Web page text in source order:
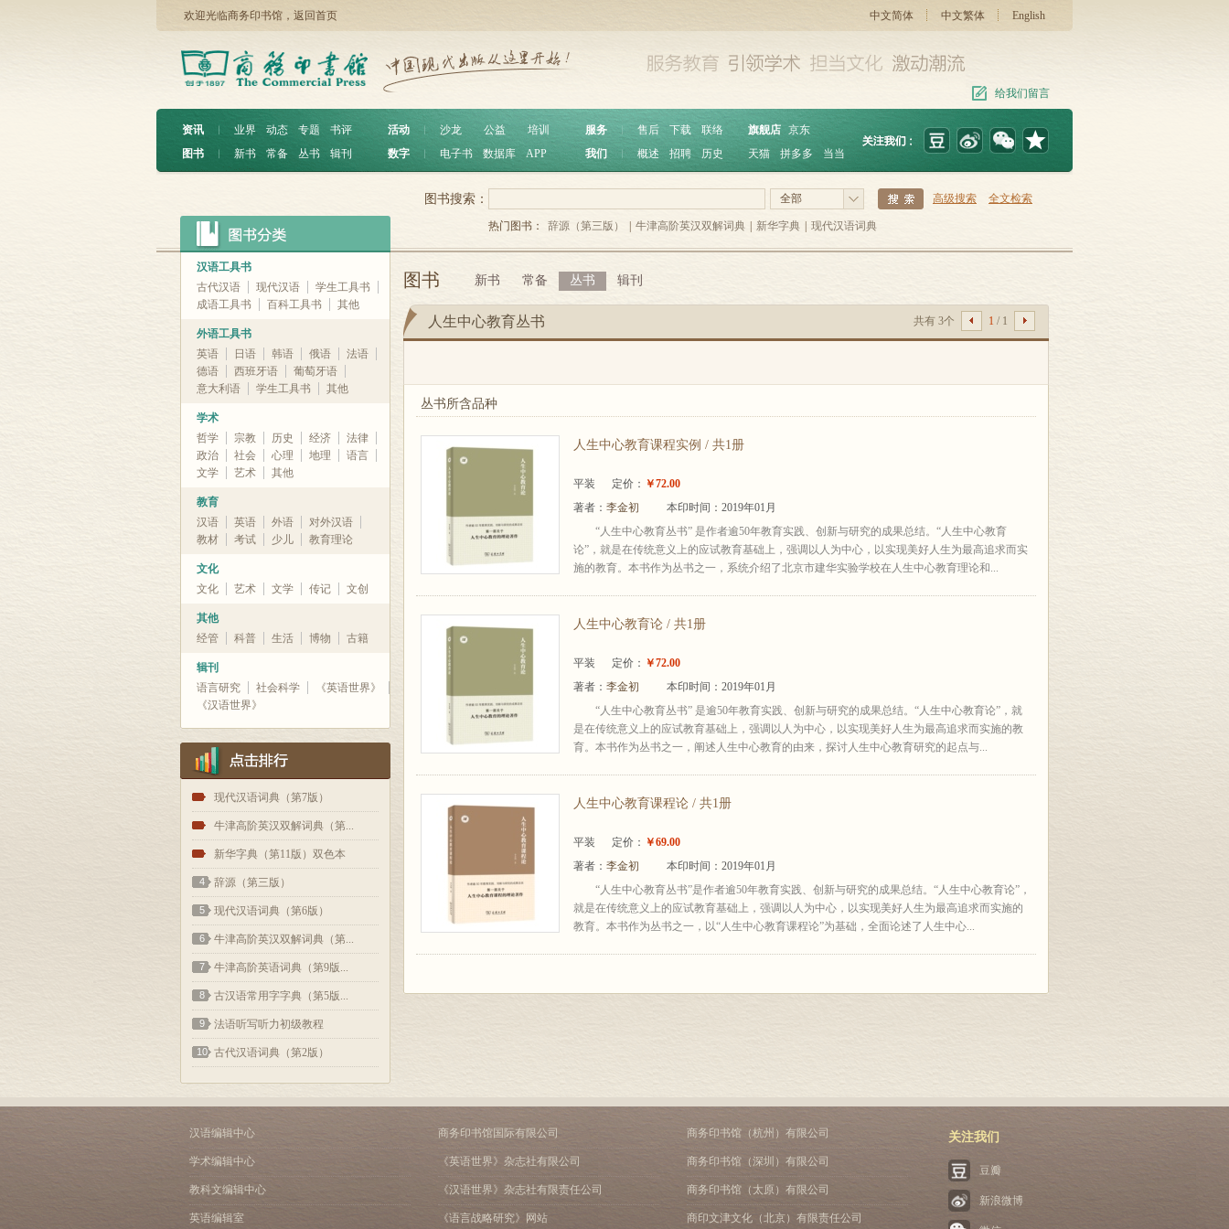
欢迎光临商务印书馆， 返回首页 中文简体 中文繁体 English
给我们留言
资讯 ︱ 业界 动态 专题
书评
图书
︱ 新书 常备 丛书 辑刊
活动 沙龙 公益
培训
数字
电子书 数据库 APP
服务 ︱ 售后 下载
联络
我们
概述 招聘 历史
旗舰店 京东
天猫
拼多多 当当
汉语工具书
古代汉语
现代汉语
学生工具书
成语工具书
百科工具书 其他
外语工具书
英语
日语 韩语 俄语
法语
德语
西班牙语
葡萄牙语
意大利语
学生工具书 其他
学术
哲学
宗教 历史 经济
法律
政治
社会 心理 地理
语言
文学
艺术 其他
教育
汉语
英语 外语
对外汉语
教材
考试 少儿 教育理论
文化
文化
艺术 文学 传记 文创
其他
经管
科普 生活 博物 古籍
辑刊
语言研究
社会科学
《英语世界》
《汉语世界》
1 现代汉语词典（第7版）
2 牛津高阶英汉双解词典（第...
3 新华字典（第11版）双色本
4 辞源（第三版）
5 现代汉语词典（第6版）
6 牛津高阶英汉双解词典（第...
7 牛津高阶英语词典（第9版...
8 古汉语常用字字典（第5版...
9 法语听写听力初级教程
10 古代汉语词典（第2版）
全部 高级搜索 全文检索
图书搜索：
热门图书： 辞源（第三版） 牛津高阶英汉双解词典 新华字典 现代汉语词典
图书 新书 常备 丛书 辑刊
人生中心教育丛书 共有 3个 1 / 1
丛书所含品种
人生中心教育课程实例 / 共1册
平装 定价： ￥72.00
著者： 李金初
本印时间：2019年01月
“人生中心教育丛书” 是作者逾50年教育实践、创新与研究的成果总结。“人生中心教育
论”，就是在传统意义上的应试教育基础上，强调以人为中心，以实现美好人生为最高追求而实
施的教育。本书作为丛书之一，系统介绍了北京市建华实验学校在人生中心教育理论和...
人生中心教育论 / 共1册
平装 定价： ￥72.00
著者： 李金初
本印时间：2019年01月
“人生中心教育丛书” 是逾50年教育实践、创新与研究的成果总结。“人生中心教育论”，就
是在传统意义上的应试教育基础上，强调以人为中心，以实现美好人生为最高追求而实施的教
育。本书作为丛书之一，阐述人生中心教育的由来，探讨人生中心教育研究的起点与...
人生中心教育课程论 / 共1册
平装 定价： ￥69.00
著者： 李金初
本印时间：2019年01月
“人生中心教育丛书”是作者逾50年教育实践、创新与研究的成果总结。“人生中心教育论”，
就是在传统意义上的应试教育基础上，强调以人为中心，以实现美好人生为最高追求而实施的
教育。本书作为丛书之一，以“人生中心教育课程论”为基础，全面论述了人生中心...
汉语编辑中心
学术编辑中心
教科文编辑中心
英语编辑室
商务印书馆国际有限公司
《英语世界》杂志社有限公司
《汉语世界》杂志社有限责任公司
《语言战略研究》网站
商务印书馆（杭州）有限公司
商务印书馆（深圳）有限公司
商务印书馆（太原）有限公司
商印文津文化（北京）有限责任公司
关注我们
豆瓣
新浪微博